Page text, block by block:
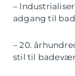
–
adgang til
– 20.
stil til